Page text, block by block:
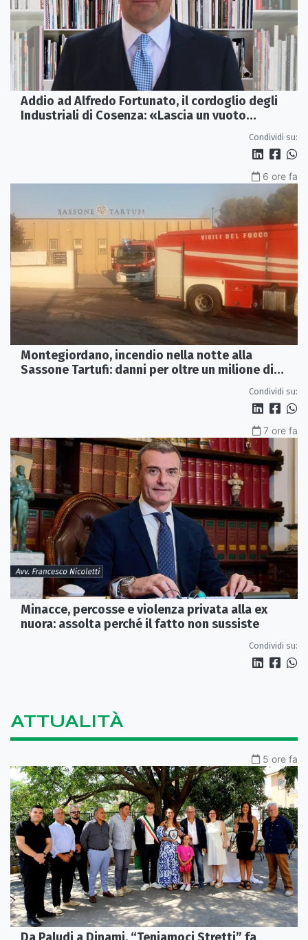
Addio ad Alfredo Fortunato, il cordoglio degli
Industriali di Cosenza: «Lascia un vuoto
Condividi su:
6 ore fa
Montegiordano, incendio nella notte alla
Sassone Tartufi: danni per oltre un milione di
Condividi su:
7 ore fa
Minacce, percosse e violenza privata alla ex
nuora: assolta perché il fatto non sussiste
Condividi su:
ATTUALITÀ
5 ore fa